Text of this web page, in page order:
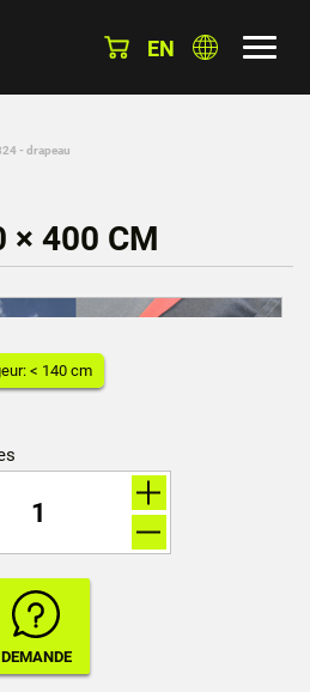
EN
- drapeau
× 400 CM
< 140 cm